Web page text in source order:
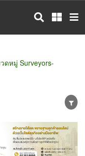
ดหมู่ Surveyors-
ตัวแทนจัดจำหน่าย